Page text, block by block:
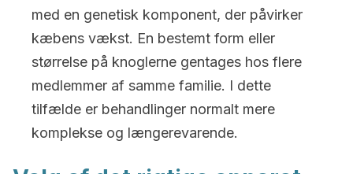
med en genetisk komponent, der påvirker
kæbens vækst. En bestemt form eller
størrelse på knoglerne gentages hos flere
medlemmer af samme familie. I dette
tilfælde er behandlinger normalt mere
komplekse og længerevarende.